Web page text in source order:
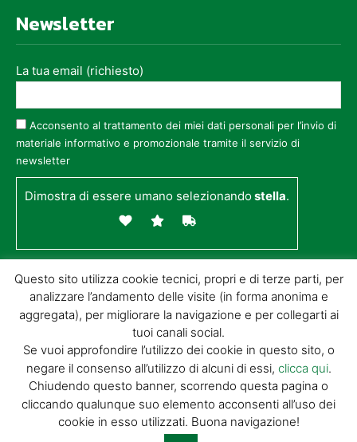
Newsletter
La tua email (richiesto)
Acconsento al trattamento dei miei dati personali per l’invio di
materiale informativo e promozionale tramite il servizio di
newsletter
Dimostra di essere umano selezionandostella.
© GIORGIO TESI EDITRICE S.R.L. | P.IVA
01732650476 | VIA DI BADIA 14 – 51100 LOC.
BOTTEGONE (PISTOIA) |POWERED BY
ALLYMIND
Cookie Policy
Condizioni
Questo sito utilizza cookie tecnici, propri e di terze parti, per
analizzare l’andamento delle visite (in forma anonima e
aggregata), per migliorare la navigazione e per collegarti ai
tuoi canali social.
Se vuoi approfondire l’utilizzo dei cookie in questo sito, o
negare il consenso all’utilizzo di alcuni di essi, clicca qui.
Chiudendo questo banner, scorrendo questa pagina o
cliccando qualunque suo elemento acconsenti all’uso dei
cookie in esso utilizzati. Buona navigazione!